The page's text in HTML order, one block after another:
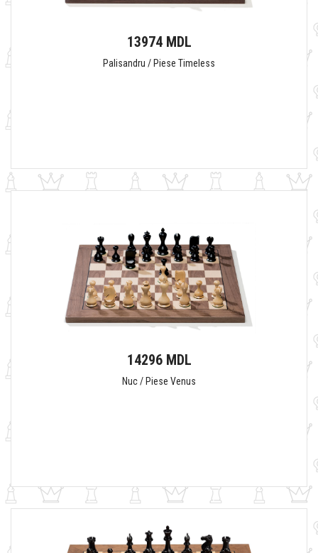
13974 MDL
Palisandru / Piese Timeless
14296 MDL
Nuc / Piese Venus